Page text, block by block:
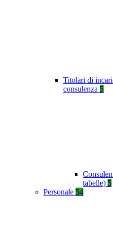
Titolari di
consulenza 5
tabelle) 5
Personale 54